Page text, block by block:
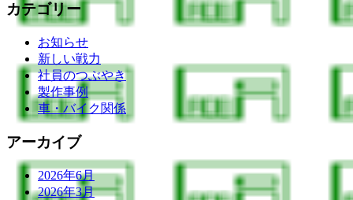
カテゴリー
お知らせ
新しい戦力
社員のつぶやき
製作事例
車・バイク関係
アーカイブ
2026年6月
2026年3月